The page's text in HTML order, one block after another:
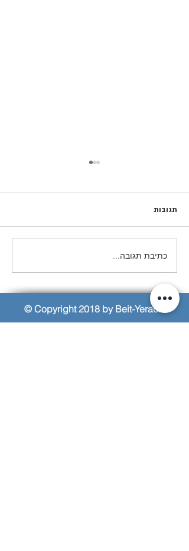
מולד ירח תשע"ח- 2018
תגובות
כתיבת תגובה...
© Copyright 2018 by Beit-Yerach